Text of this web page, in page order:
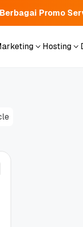
Promo
Hosting